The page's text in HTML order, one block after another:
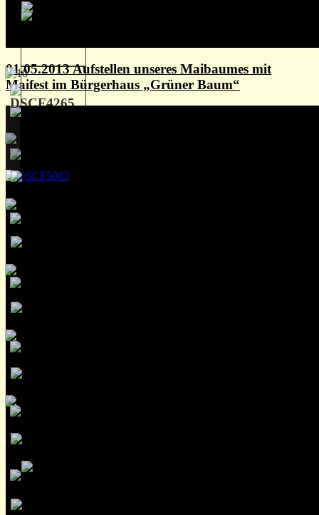
01.05.2013 Aufstellen unseres Maibaumes mit
Maifest im Bürgerhaus „Grüner Baum“